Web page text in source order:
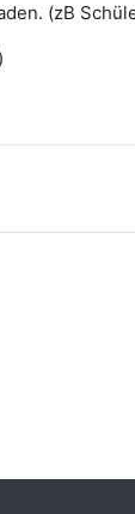
(zB